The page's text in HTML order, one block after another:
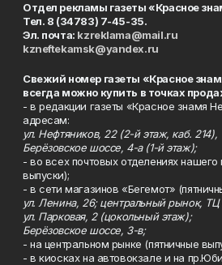
Отдел рекламы газеты «Красное
Тел. 8 (34783) 7-45-35.
Эл. почта: kzreklama@mail.ru
kzneftekamsk@yandex.ru
Свежий номер газеты «Красное
всегда можно купить в точках
- в редакции газеты «Красное знамя
адресам:
ул. Нефтяников, 22 (2-й этаж, каб. 214),
Берёзовское шоссе, 4-а (1-й этаж);
- во всех почтовых отделениях нашего
выпуски);
- в сети магазинов «Бегемот»
ул. Ленина, 26; центральный рынок,
ул. Парковая, 2 (цокольный этаж);
Берёзовское шоссе, 3-в;
- на центральном рынке (пятничные
- в киосках на автовокзале и на